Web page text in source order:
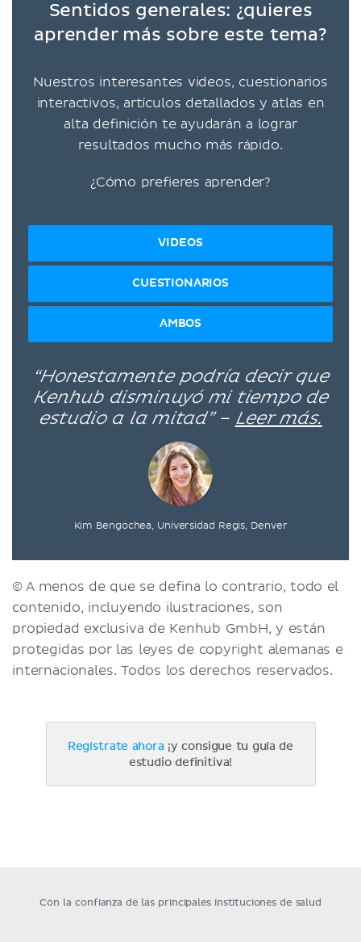
Sentidos generales: ¿quieres
aprender más sobre este tema?
Nuestros interesantes videos, cuestionarios
interactivos, artículos detallados y atlas en
alta definición te ayudarán a lograr
resultados mucho más rápido.
¿Cómo prefieres aprender?
VIDEOS
CUESTIONARIOS
AMBOS
“Honestamente podría decir que
Kenhub disminuyó mi tiempo de
estudio a la mitad” – Leer más.
Kim Bengochea, Universidad Regis, Denver
© A menos de que se defina lo contrario, todo el
contenido, incluyendo ilustraciones, son
propiedad exclusiva de Kenhub GmbH, y están
protegidas por las leyes de copyright alemanas e
internacionales. Todos los derechos reservados.
Regístrate ahora ¡y consigue tu guía de
estudio definitiva!
Con la confianza de las principales instituciones de salud